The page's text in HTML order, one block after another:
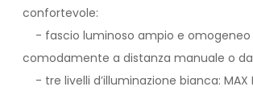
confortevole:
- fascio luminoso ampio e omogeneo
comodamente a distanza manuale o
- tre livelli d’illuminazione bianca: MAX